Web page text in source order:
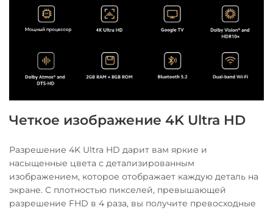
Четкое изображение 4K Ultra HD
Разрешение 4K Ultra HD дарит вам яркие и
насыщенные цвета с детализированным
изображением, которое отображает каждую деталь на
экране. С плотностью пикселей, превышающей
разрешение FHD в 4 раза, вы получите превосходные